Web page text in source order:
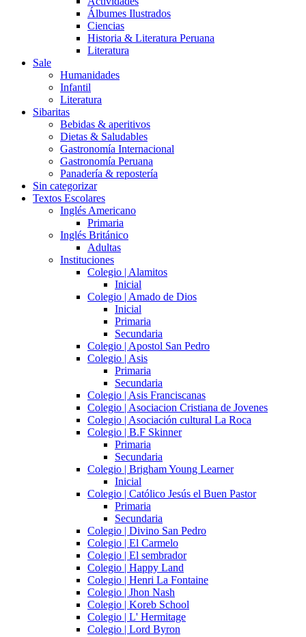
Álbumes Ilustrados
Ciencias
Historia & Literatura Peruana
Literatura
Sale
Humanidades
Infantil
Literatura
Sibaritas
Bebidas & aperitivos
Dietas & Saludables
Gastronomía Internacional
Gastronomía Peruana
Panadería & repostería
Sin categorizar
Textos Escolares
Inglés Americano
Primaria
Inglés Británico
Adultas
Instituciones
Colegio | Alamitos
Inicial
Colegio | Amado de Dios
Inicial
Primaria
Secundaria
Colegio | Apostol San Pedro
Colegio | Asis
Primaria
Secundaria
Colegio | Asis Franciscanas
Colegio | Asociacion Cristiana de Jovenes
Colegio | Asociación cultural La Roca
Colegio | B.F Skinner
Primaria
Secundaria
Colegio | Brigham Young Learner
Inicial
Colegio | Católico Jesús el Buen Pastor
Primaria
Secundaria
Colegio | Divino San Pedro
Colegio | El Carmelo
Colegio | El sembrador
Colegio | Happy Land
Colegio | Henri La Fontaine
Colegio | Jhon Nash
Colegio | Koreb School
Colegio | L' Hermitage
Colegio | Lord Byron